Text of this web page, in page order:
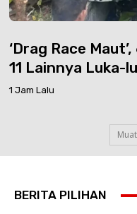
‘Drag Race
11 Lainnya Luka-
1 Jam Lalu
BERITA PILIHAN